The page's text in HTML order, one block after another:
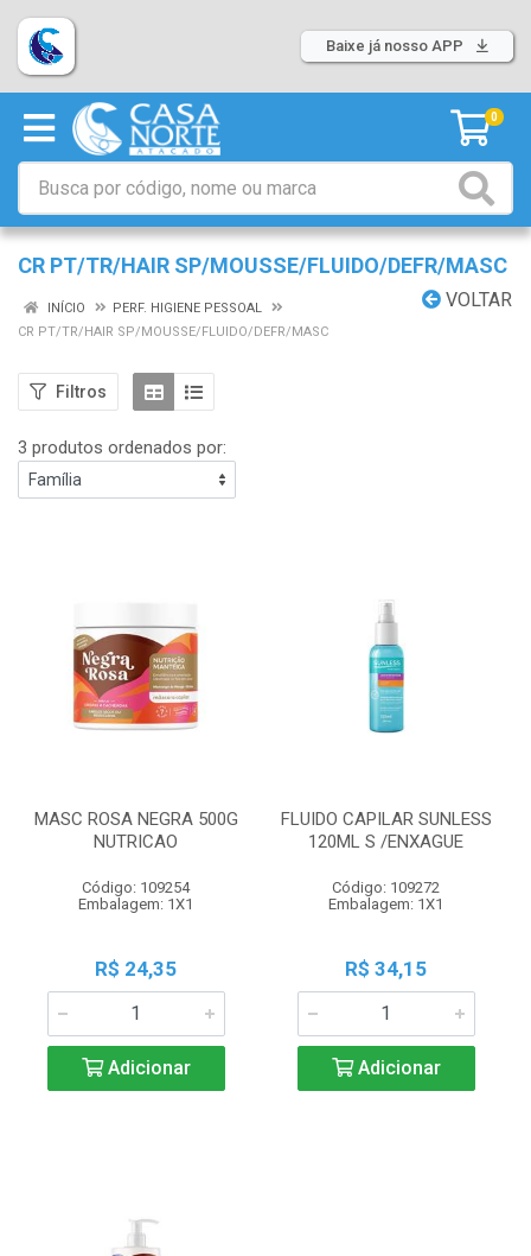
Baixe já nosso APP
0
CR PT/TR/HAIR SP/MOUSSE/FLUIDO/DEFR/MASC
VOLTAR
INÍCIO
PERF. HIGIENE PESSOAL
CR PT/TR/HAIR SP/MOUSSE/FLUIDO/DEFR/MASC
Filtros
3 produtos ordenados por:
MASC ROSA NEGRA 500G
NUTRICAO
Código: 109254
Embalagem: 1X1
R$ 24,35
Adicionar
FLUIDO CAPILAR SUNLESS
120ML S /ENXAGUE
Código: 109272
Embalagem: 1X1
R$ 34,15
Adicionar